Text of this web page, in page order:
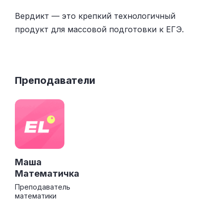
Вердикт — это крепкий технологичный
продукт для массовой подготовки к ЕГЭ.
Преподаватели
Маша
Математичка
Преподаватель
математики